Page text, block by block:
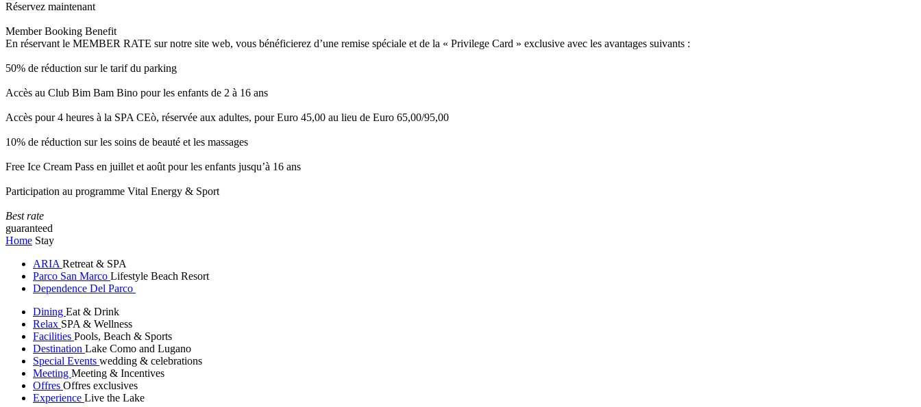
Réservez maintenant
Member Booking Benefit
En réservant le MEMBER RATE sur notre site web, vous bénéficierez d’une remise spéciale et de la « Privilege Card » exclusive avec les avantages suivants :
50% de réduction sur le tarif du parking
Accès au Club Bim Bam Bino pour les enfants de 2 à 16 ans
Accès pour 4 heures à la SPA CEò, réservée aux adultes, pour Euro 45,00 au lieu de Euro 65,00/95,00
10% de réduction sur les soins de beauté et les massages
Free Ice Cream Pass en juillet et août pour les enfants jusqu’à 16 ans
Participation au programme Vital Energy & Sport
Best rate
guaranteed
Home Stay
ARIA Retreat & SPA
Parco San Marco Lifestyle Beach Resort
Dependence Del Parco
Dining Eat & Drink
Relax SPA & Wellness
Facilities Pools, Beach & Sports
Destination Lake Como and Lugano
Special Events wedding & celebrations
Meeting Meeting & Incentives
Offres Offres exclusives
Experience Live the Lake